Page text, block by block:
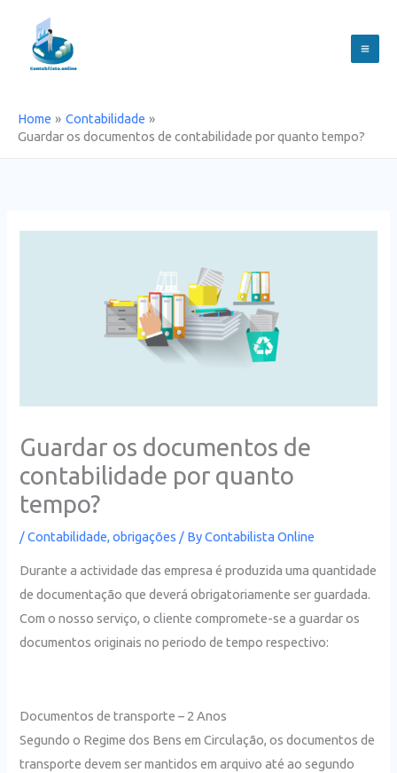
content
Home
Contabilidade
Guardar os documentos de contabilidade por quanto tempo?
Guardar os documentos de
contabilidade por quanto
tempo?
/Contabilidade,obrigações / ByContabilista Online
Durante a actividade das empresa é produzida uma quantidade
de documentação que deverá obrigatoriamente ser guardada.
Com o nosso serviço, o cliente compromete-se a guardar os
documentos originais no periodo de tempo respectivo:
Documentos de transporte – 2 Anos
Segundo o Regime dos Bens em Circulação, os documentos de
transporte devem ser mantidos em arquivo até ao segundo